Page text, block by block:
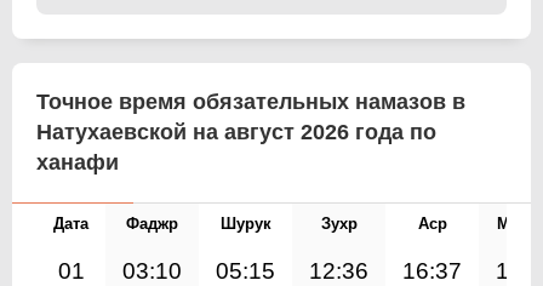
Точное время обязательных намазов в
Натухаевской на август 2026 года по
ханафи
Дата Фаджр Шурук Зухр Аср
01 03:10 05:15 12:36 16:37